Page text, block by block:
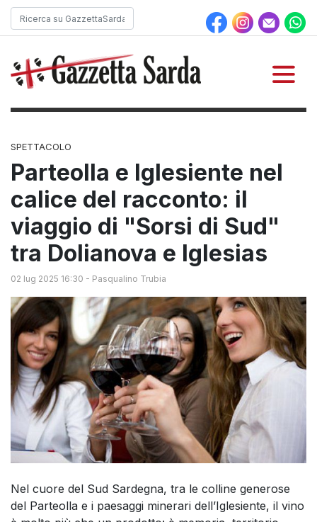
SPETTACOLO
Parteolla e Iglesiente nel
calice del racconto: il
viaggio di "Sorsi di Sud"
tra Dolianova e Iglesias
02 lug 2025 16:30 - Pasqualino Trubia
Nel cuore del Sud Sardegna, tra le colline generose
del Parteolla e i paesaggi minerari dell’Iglesiente, il vino